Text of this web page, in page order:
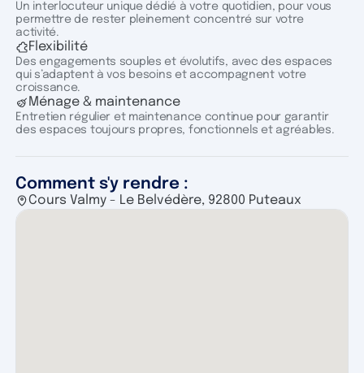
Un interlocuteur unique dédié à votre quotidien, pour vous
permettre de rester pleinement concentré sur votre
activité.
Flexibilité
Des engagements souples et évolutifs, avec des espaces
qui s’adaptent à vos besoins et accompagnent votre
croissance.
Ménage & maintenance
Entretien régulier et maintenance continue pour garantir
des espaces toujours propres, fonctionnels et agréables.
Comment s'y rendre :
Cours Valmy - Le Belvédère, 92800 Puteaux